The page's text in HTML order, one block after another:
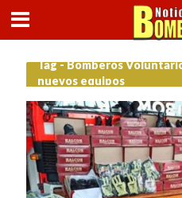
Tag - Bomberos
nuevos equipos